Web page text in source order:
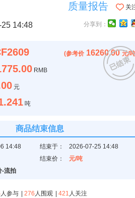
质量报告 关
分享到：
14:48
(参考价 16260.00元/吨
RMB
元
吨
商品结束信息
14:48 结束于：
2026-07-25 14:48
结束价：
元/吨
-流拍
人参与 276 人围观 421 人关注